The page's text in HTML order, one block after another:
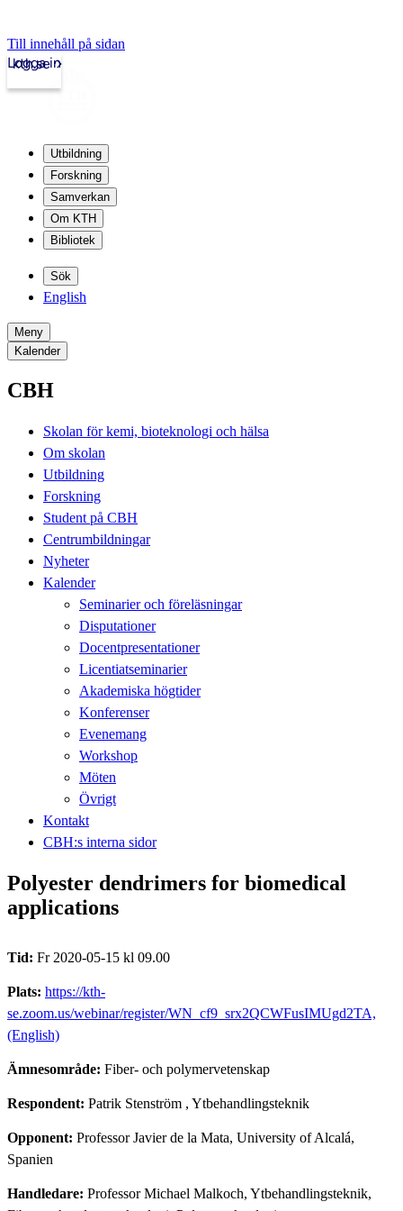
Till innehåll på sidan
kth.se
Logga in
Utbildning
Forskning
Samverkan
Om KTH
Bibliotek
Sök
English
Meny
Kalender
CBH
Skolan för kemi, bioteknologi och hälsa
Om skolan
Utbildning
Forskning
Student på CBH
Centrumbildningar
Nyheter
Kalender
Seminarier och föreläsningar
Disputationer
Docentpresentationer
Licentiatseminarier
Akademiska högtider
Konferenser
Evenemang
Workshop
Möten
Övrigt
Kontakt
CBH:s interna sidor
Polyester dendrimers for biomedical
applications
Tid: Fr 2020-05-15 kl 09.00
Plats: https://kth-
se.zoom.us/webinar/register/WN_cf9_srx2QCWFusIMUgd2TA,
(English)
Ämnesområde: Fiber- och polymervetenskap
Respondent: Patrik Stenström , Ytbehandlingsteknik
Opponent: Professor Javier de la Mata, University of Alcalá,
Spanien
Handledare: Professor Michael Malkoch, Ytbehandlingsteknik,